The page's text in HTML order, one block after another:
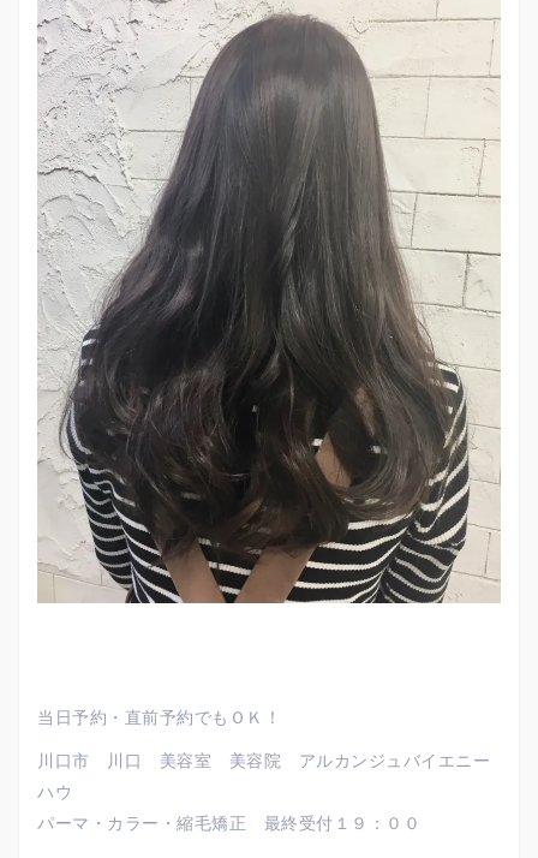
当日予約・直前予約でもＯＫ！
川口市 川口 美容室 美容院 アルカンジュバイエニー
ハウ
パーマ・カラー・縮毛矯正 最終受付１９：００